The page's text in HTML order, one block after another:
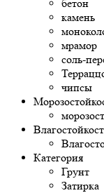
бетон
камень
мрамор
соль-
чипсы
Категория
Грунт
Затирка